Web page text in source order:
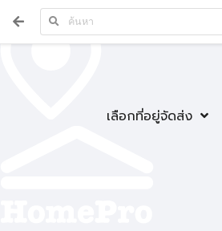
เลือกที่อยู่จัดส่ง